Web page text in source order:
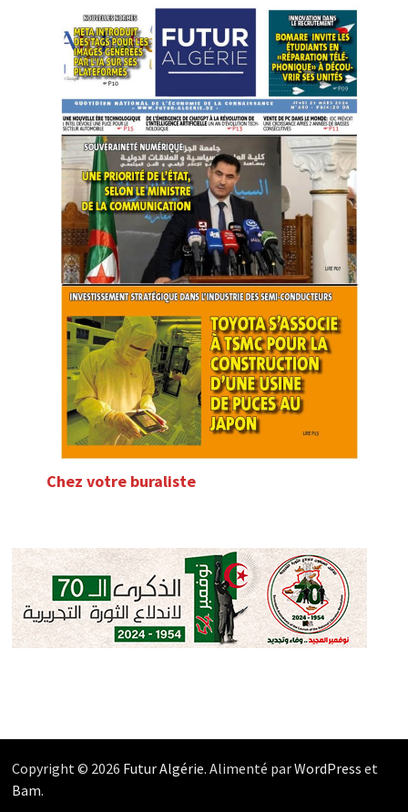
Chez votre buraliste
Copyright © 2026 Futur Algérie. Alimenté parWordPress et
Bam.